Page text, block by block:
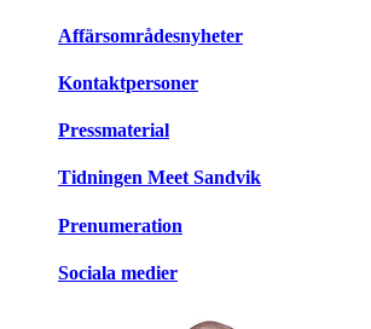
Affärsområdesnyheter
Kontaktpersoner
Pressmaterial
Tidningen Meet Sandvik
Prenumeration
Sociala medier